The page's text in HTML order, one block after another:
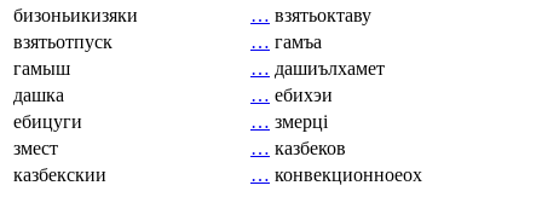
бизоньикизяки
… взятьоктаву
взятьотпуск
… гамъа
гамыш
… дашиълхамет
дашка
… ебихэи
ебицуги
… змерці
змест
… казбеков
казбекскии
… конвекционноеох